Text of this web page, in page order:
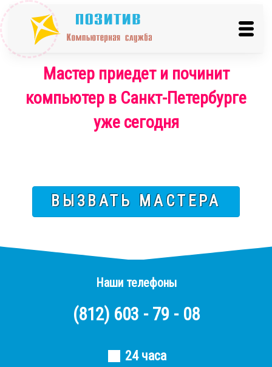
Мастер приедет и починит
компьютер в Санкт-Петербурге
уже сегодня
ВЫЗВАТЬ МАСТЕРА
Наши телефоны
(812) 603 - 79 - 08
24 часа